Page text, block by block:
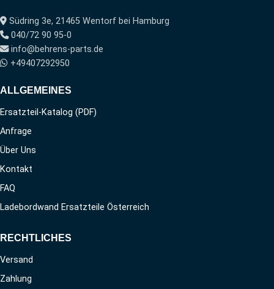
Südring 3e, 21465 Wentorf bei Hamburg
040/72 90 95-0
info@behrens-parts.de
+49407292950
ALLGEMEINES
Ersatzteil-Katalog (PDF)
Anfrage
Über Uns
Kontakt
FAQ
Ladebordwand Ersatzteile Österreich
RECHTLICHES
Versand
Zahlung